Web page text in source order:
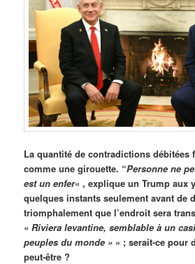
La quantité de contradictions débitées
comme une girouette. “Personne ne
est un enfer« , explique un Trump aux
quelques instants seulement avant de
triomphalement que l’endroit sera
«Riviera levantine, semblable à un
peuples du monde » » ; serait-ce pour
peut-être ?